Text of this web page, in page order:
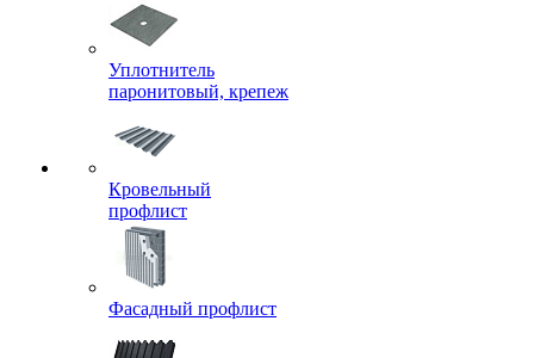
Уплотнитель
паронитовый, крепеж
Кровельный
профлист
Фасадный профлист